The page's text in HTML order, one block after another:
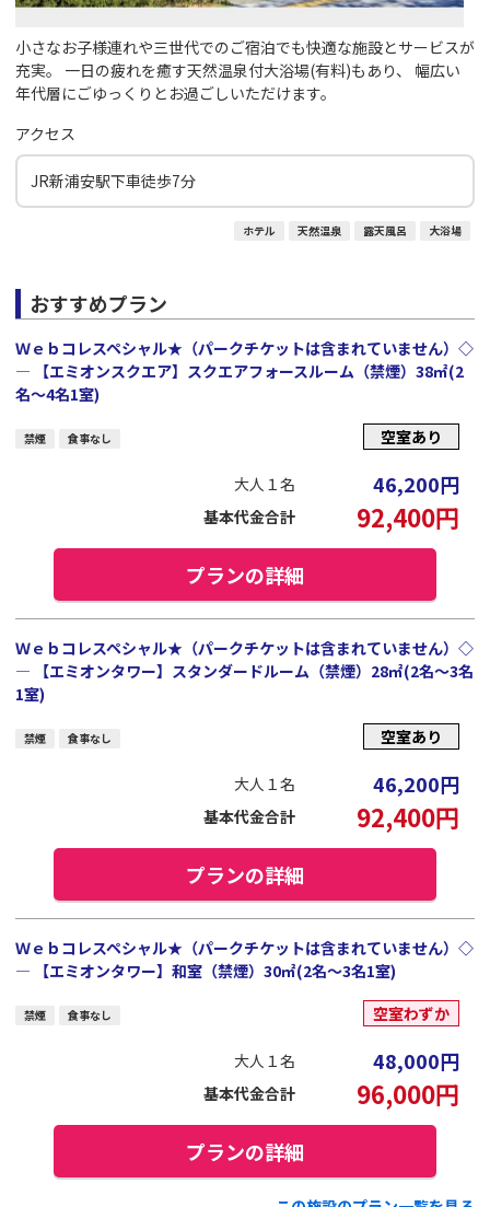
小さなお子様連れや三世代でのご宿泊でも快適な施設とサービスが
充実。 一日の疲れを癒す天然温泉付大浴場(有料)もあり、 幅広い
年代層にごゆっくりとお過ごしいただけます。
アクセス
JR新浦安駅下車徒歩7分
ホテル 天然温泉 露天風呂 大浴場
おすすめプラン
Ｗｅｂコレスペシャル★（パークチケットは含まれていません）◇
― 【エミオンスクエア】スクエアフォースルーム（禁煙）38㎡(2
名～4名1室)
禁煙 食事なし 空室あり
大人１名 46,200円
基本代金合計 92,400円
プランの詳細
Ｗｅｂコレスペシャル★（パークチケットは含まれていません）◇
― 【エミオンタワー】スタンダードルーム（禁煙）28㎡(2名～3名
1室)
禁煙 食事なし 空室あり
大人１名 46,200円
基本代金合計 92,400円
プランの詳細
Ｗｅｂコレスペシャル★（パークチケットは含まれていません）◇
― 【エミオンタワー】和室（禁煙）30㎡(2名～3名1室)
禁煙 食事なし 空室わずか
大人１名 48,000円
基本代金合計 96,000円
プランの詳細